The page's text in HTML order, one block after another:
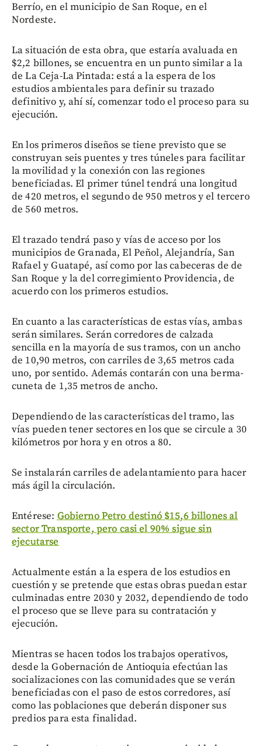
Berrío, en el municipio de San Roque, en el
Nordeste.
La situación de esta obra, que estaría avaluada en
$2,2 billones, se encuentra en un punto similar a la
de La Ceja-La Pintada: está a la espera de los
estudios ambientales para definir su trazado
definitivo y, ahí sí, comenzar todo el proceso para su
ejecución.
En los primeros diseños se tiene previsto que se
construyan seis puentes y tres túneles para facilitar
la movilidad y la conexión con las regiones
beneficiadas. El primer túnel tendrá una longitud
de 420 metros, el segundo de 950 metros y el tercero
de 560 metros.
El trazado tendrá paso y vías de acceso por los
municipios de Granada, El Peñol, Alejandría, San
Rafael y Guatapé, así como por las cabeceras de de
San Roque y la del corregimiento Providencia, de
acuerdo con los primeros estudios.
En cuanto a las características de estas vías, ambas
serán similares. Serán corredores de calzada
sencilla en la mayoría de sus tramos, con un ancho
de 10,90 metros, con carriles de 3,65 metros cada
uno, por sentido. Además contarán con una berma-
cuneta de 1,35 metros de ancho.
Dependiendo de las características del tramo, las
vías pueden tener sectores en los que se circule a 30
kilómetros por hora y en otros a 80.
Se instalarán carriles de adelantamiento para hacer
más ágil la circulación.
Entérese: Gobierno Petro destinó $15,6 billones al
sector Transporte, pero casi el 90% sigue sin
ejecutarse
Actualmente están a la espera de los estudios en
cuestión y se pretende que estas obras puedan estar
culminadas entre 2030 y 2032, dependiendo de todo
el proceso que se lleve para su contratación y
ejecución.
Mientras se hacen todos los trabajos operativos,
desde la Gobernación de Antioquia efectúan las
socializaciones con las comunidades que se verán
beneficiadas con el paso de estos corredores, así
como las poblaciones que deberán disponer sus
predios para esta finalidad.